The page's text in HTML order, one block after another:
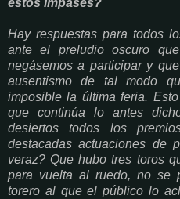
estos impases?
Hay respuestas para todos
ante el preludio oscuro
negásemos a participar y
ausentismo de tal modo
imposible la última feria.
que continúa lo antes
desiertos todos los
destacadas actuaciones de
veraz? Que hubo tres toros
para vuelta al ruedo, no se
torero al que el público lo